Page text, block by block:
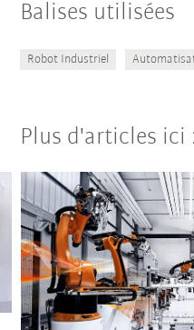
Balises utilisées
Robot Industriel
Plus d'articles ici